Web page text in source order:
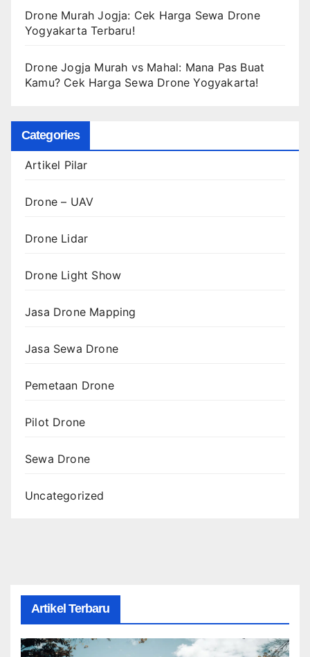
Drone Murah Jogja: Cek Harga Sewa Drone
Yogyakarta Terbaru!
Drone Jogja Murah vs Mahal: Mana Pas Buat
Kamu? Cek Harga Sewa Drone Yogyakarta!
Categories
Artikel Pilar
Drone – UAV
Drone Lidar
Drone Light Show
Jasa Drone Mapping
Jasa Sewa Drone
Pemetaan Drone
Pilot Drone
Sewa Drone
Uncategorized
Artikel Terbaru